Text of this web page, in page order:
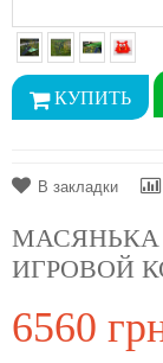
В закладки
МАСЯНЬКА
ИГРОВОЙ
6560